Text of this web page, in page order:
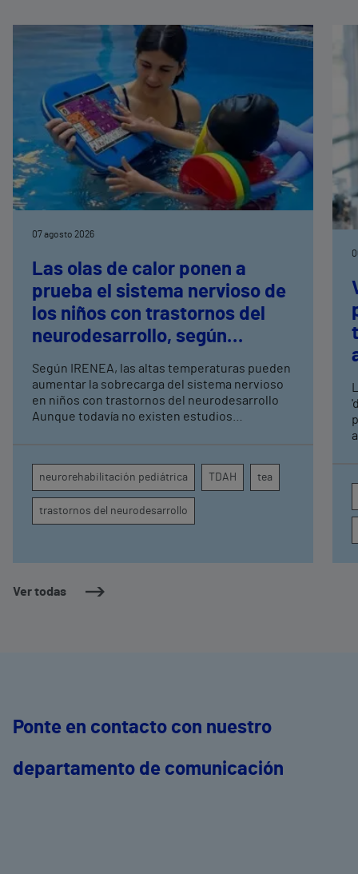
Ver todas
07 agosto 2026
Las olas de calor ponen a
prueba el sistema nervioso de
los niños con trastornos del
neurodesarrollo, según
neurorrehabilitación
pediátrica de Vithas
Según IRENEA, las altas temperaturas pueden
aumentar la sobrecarga del sistema nervioso
en niños con trastornos del neurodesarrollo
Aunque todavía no existen estudios
atención, la regulación emocional y la
conducta
neurorehabilitación pediátrica TDAH tea
trastornos del neurodesarrollo
Ponte en contacto con nuestro
departamento de comunicación